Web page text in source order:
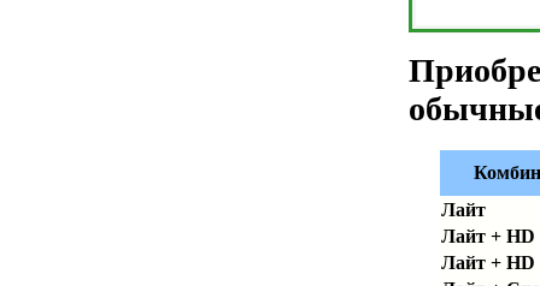
Лайт
Лайт + HD
Лайт + HD